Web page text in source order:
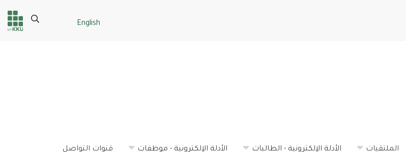
English
Header
Main Menu
Search
الملتقيات الأدلة الإلكترونية - الطالبات الأدلة الإلكترونية - موظفات قنوات التواصل